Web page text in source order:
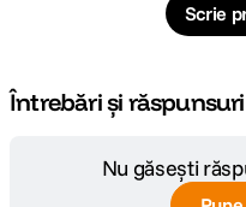
Scrie
Întrebări și răspunsuri
Nu găsești